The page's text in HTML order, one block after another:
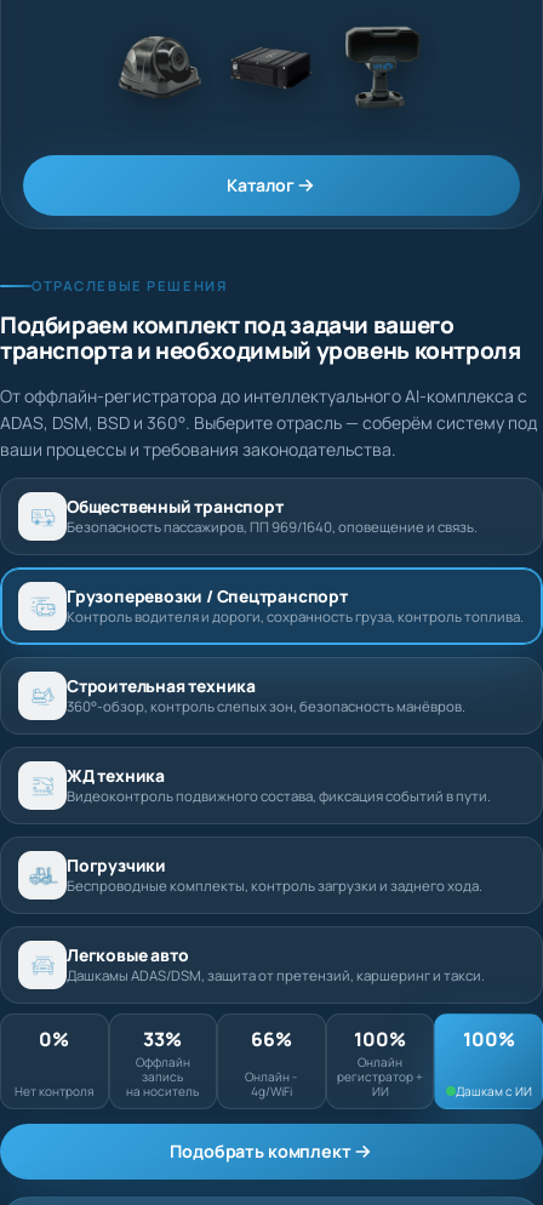
Каталог
ОТРАСЛЕВЫЕ РЕШЕНИЯ
Подбираем комплект под задачи вашего
транспорта и необходимый уровень контроля
От оффлайн-регистратора до интеллектуального AI-комплекса с
ADAS, DSM, BSD и 360°. Выберите отрасль — соберём систему под
ваши процессы и требования законодательства.
Общественный транспорт
Безопасность пассажиров, ПП 969/1640, оповещение и связь.
Грузоперевозки / Спецтранспорт
Контроль водителя и дороги, сохранность груза, контроль топлива.
Строительная техника
360°-обзор, контроль слепых зон, безопасность манёвров.
ЖД техника
Видеоконтроль подвижного состава, фиксация событий в пути.
Погрузчики
Беспроводные комплекты, контроль загрузки и заднего хода.
Легковые авто
Дашкамы ADAS/DSM, защита от претензий, каршеринг и такси.
0%
Оффлайн запись
на носитель
66%
Онлайн - 4g/WiFi
100%